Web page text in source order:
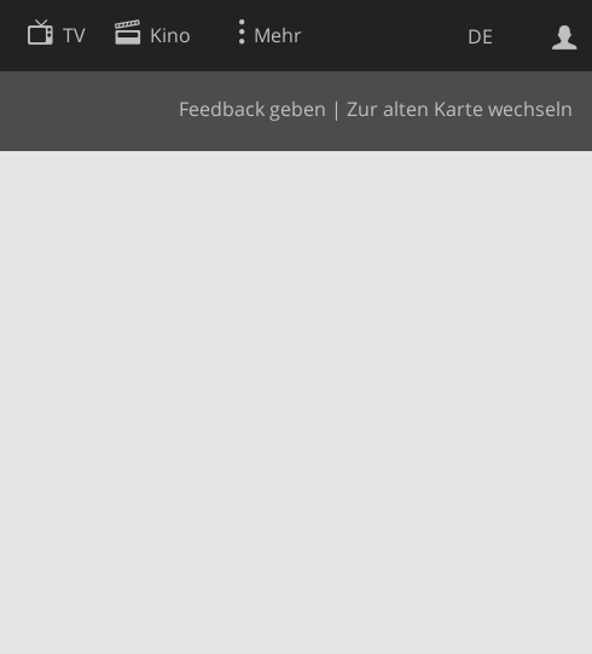
DE
TV Kino Mehr
Feedback geben | Zur alten Karte wechseln
Websuche